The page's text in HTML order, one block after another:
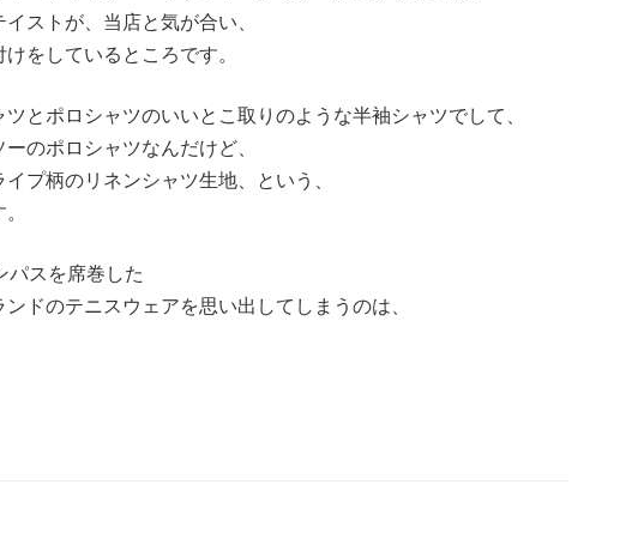
ストが、当店と気が合い、
をしているところです。
とポロシャツのいいとこ取りのような半袖シャツでして、
のポロシャツなんだけど、
プ柄のリネンシャツ生地、という、
パスを席巻した
ドのテニスウェアを思い出してしまうのは、